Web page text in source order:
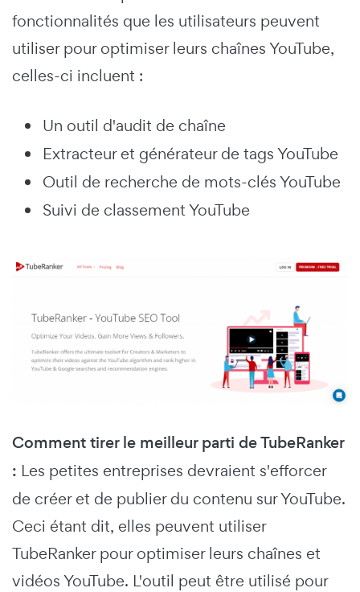
fonctionnalités que les utilisateurs peuvent
utiliser pour optimiser leurs chaînes YouTube,
celles-ci incluent :
Un outil d'audit de chaîne
Extracteur et générateur de tags YouTube
Outil de recherche de mots-clés YouTube
Suivi de classement YouTube
Comment tirer le meilleur parti de TubeRanker
: Les petites entreprises devraient s'efforcer
de créer et de publier du contenu sur YouTube.
Ceci étant dit, elles peuvent utiliser
TubeRanker pour optimiser leurs chaînes et
vidéos YouTube. L'outil peut être utilisé pour